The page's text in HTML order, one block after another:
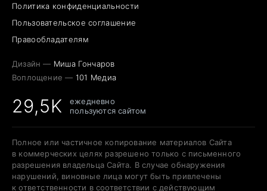
Политика конфиденциальности
Пользовательское соглашение
Правообладателям
Дизайн — Миша Гончаров
Воплощение — 101 Медиа
29,5K
ежедневно
пользуются сайтом
Полное или частичное копирование материалов Сайта
в коммерческих целях разрешено только с письменного
разрешения владельца Сайта. В случае обнаружения
нарушений, виновные лица могут быть привлечены
к ответственности в соответствии с действующим